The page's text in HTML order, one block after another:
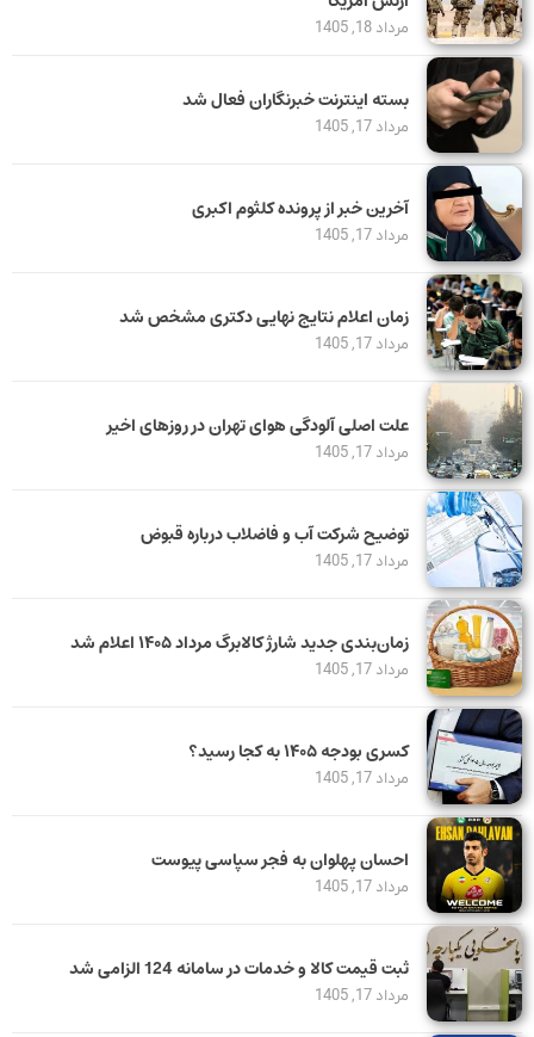
مرداد 18, 1405
بسته اینترنت خبرنگاران فعال شد
مرداد 17, 1405
آخرین خبر از پرونده کلثوم اکبری
مرداد 17, 1405
زمان اعلام نتایج نهایی دکتری مشخص شد
مرداد 17, 1405
علت اصلی آلودگی هوای تهران در روزهای اخیر
مرداد 17, 1405
توضیح شرکت آب و فاضلاب درباره قبوض
مرداد 17, 1405
زمان‌بندی جدید شارژ کالابرگ مرداد ۱۴۰۵ اعلام شد
مرداد 17, 1405
کسری بودجه ۱۴۰۵ به کجا رسید؟
مرداد 17, 1405
احسان پهلوان به فجر سپاسی پیوست
مرداد 17, 1405
ثبت قیمت کالا و خدمات در سامانه 124 الزامی شد
مرداد 17, 1405